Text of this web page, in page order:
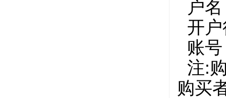
户
开
账号
注:
购买